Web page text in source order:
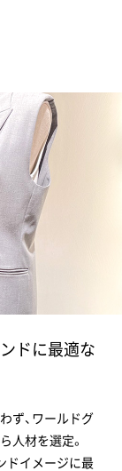
ドに最適な
ず、ワールドグ
人材を選定。
ドイメージに最